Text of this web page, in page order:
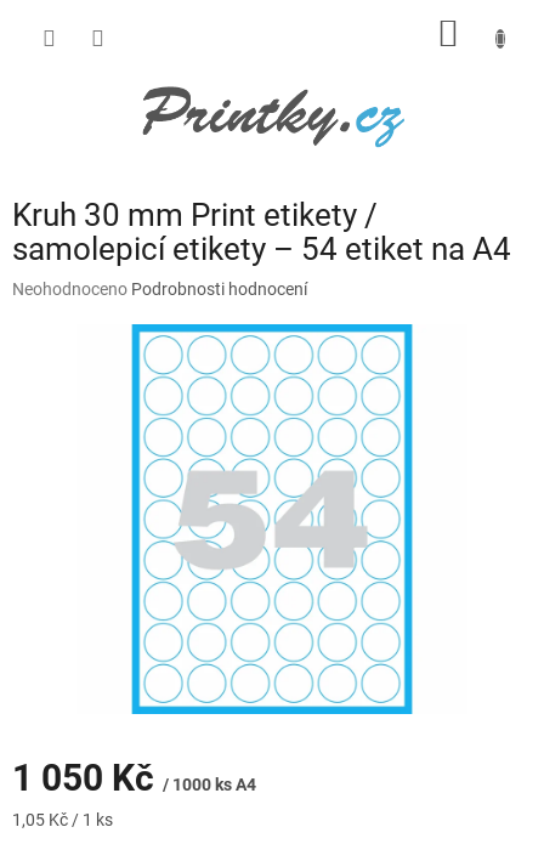
Kruh 30 mm Print etikety /
samolepicí etikety – 54 etiket na A4
Průměrné
Neohodnoceno Podrobnosti hodnocení
1 050 Kč / 1000 ks A4
Měrná
1,05 Kč / 1 ks